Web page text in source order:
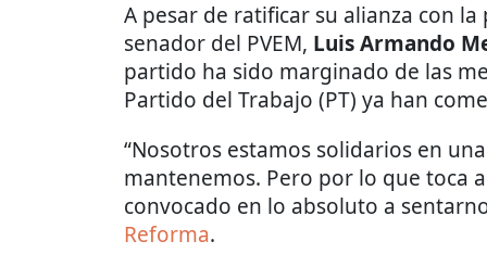
A pesar de ratificar su alianza con
senador del PVEM, Luis Armando
partido ha sido marginado de las
Partido del Trabajo (PT) ya han
“Nosotros estamos solidarios en
mantenemos. Pero por lo que toca
convocado en lo absoluto a
Reforma.